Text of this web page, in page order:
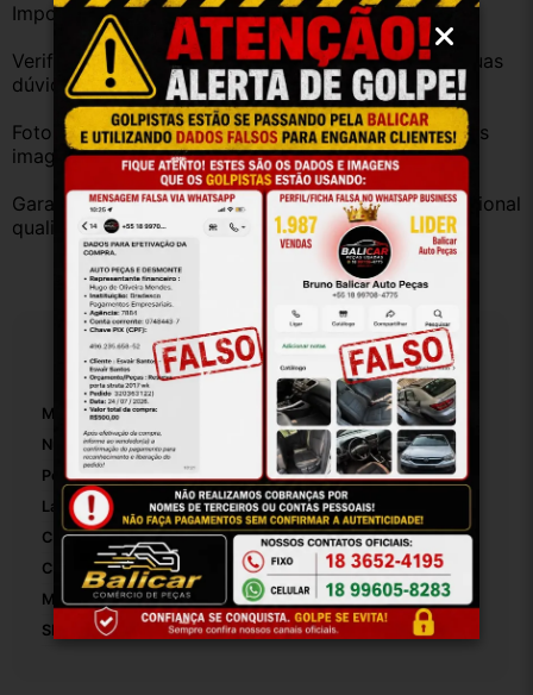
Importante
Verifique a compatibilidade com seu veículo. Tire suas
dúvidas no campo de perguntas!
Fotos reais do produto. Peça exatamente igual à das
imagens.
Garantia válida somente com instalação por profissional
qualificado.
Especificações
Marca: Chevrolet
Número De Peça: 23327
Posição: Traseiro
Lado:
Cor: Cinza Escuro
Cor Principal: Cinza-Escuro
Modelo: Corsa
SKU: 23327